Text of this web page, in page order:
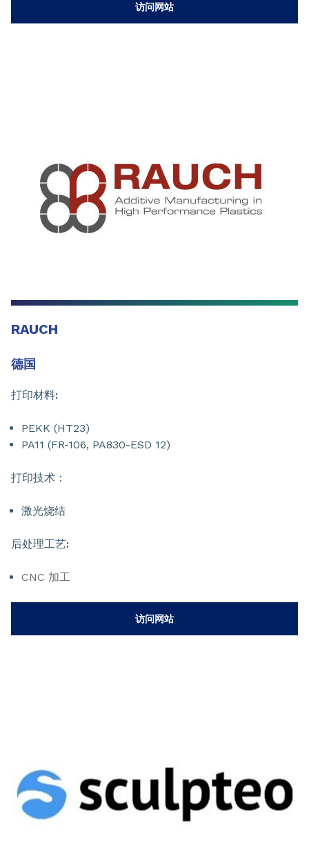
访问网站
RAUCH
德国
打印材料:
PEKK (HT23)
PA11 (FR-106, PA830-ESD 12)
打印技术：
激光烧结
后处理工艺:
CNC 加工
访问网站